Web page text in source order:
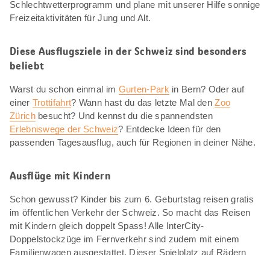
Schlechtwetterprogramm und plane mit unserer Hilfe sonnige
Freizeitaktivitäten für Jung und Alt.
Diese Ausflugsziele in der Schweiz sind besonders
beliebt
Warst du schon einmal im Gurten-Park in Bern? Oder auf
einer Trottifahrt? Wann hast du das letzte Mal denZoo
Zürichbesucht? Und kennst du die spannendsten
Erlebniswege der Schweiz? Entdecke Ideen für den
passenden Tagesausflug, auch für Regionen in deiner Nähe.
Ausflüge mit Kindern
Schon gewusst? Kinder bis zum 6. Geburtstag reisen gratis
im öffentlichen Verkehr der Schweiz. So macht das Reisen
mit Kindern gleich doppelt Spass! Alle InterCity-
Doppelstockzüge im Fernverkehr sind zudem mit einem
Familienwagen ausgestattet. Dieser Spielplatz auf Rädern